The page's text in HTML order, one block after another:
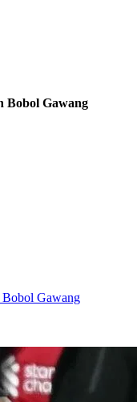
Bobol Gawang